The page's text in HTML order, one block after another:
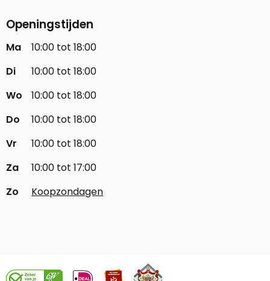
Openingstijden
Ma
10:00 tot 18:00
Di
10:00 tot 18:00
Wo
10:00 tot 18:00
Do
10:00 tot 18:00
Vr
10:00 tot 18:00
Za
10:00 tot 17:00
Zo
Koopzondagen